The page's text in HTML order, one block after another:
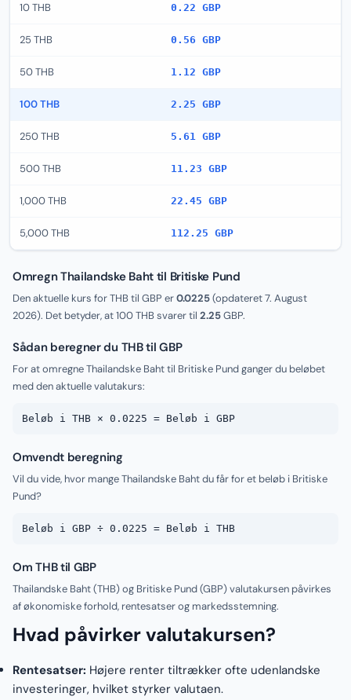
10 THB 0.22 GBP
25 THB 0.56 GBP
50 THB 1.12 GBP
100 THB 2.25 GBP
250 THB 5.61 GBP
500 THB 11.23 GBP
1,000 THB 22.45 GBP
5,000 THB 112.25 GBP
Omregn Thailandske Baht til Britiske Pund
Den aktuelle kurs for THB til GBP er0.0225(opdateret7. August
2026). Det betyder, at 100 THB svarer til 2.25GBP.
Sådan beregner du THB til GBP
For at omregne Thailandske Baht til Britiske Pund ganger du beløbet
med den aktuelle valutakurs:
Beløb i THB × 0.0225 = Beløb i GBP
Omvendt beregning
Vil du vide, hvor mange Thailandske Baht du får for et beløb i Britiske
Pund?
Beløb i GBP ÷ 0.0225 = Beløb i THB
Om THB til GBP
Thailandske Baht (THB) og Britiske Pund (GBP) valutakursen påvirkes
af økonomiske forhold, rentesatser og markedsstemning.
Hvad påvirker valutakursen?
Rentesatser: Højere renter tiltrækker ofte udenlandske
investeringer, hvilket styrker valutaen.